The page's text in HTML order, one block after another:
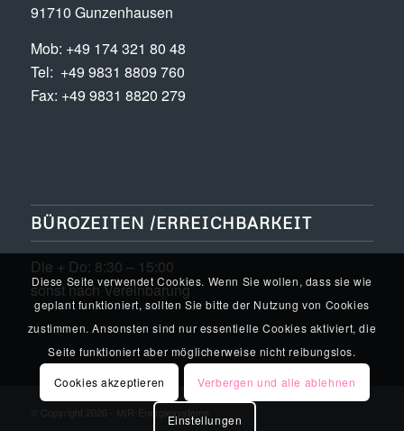
91710 Gunzenhausen
Mob: +49 174 321 80 48
Tel: +49 9831 8809 760
Fax: +49 9831 8820 279
BÜROZEITEN /ERREICHBARKEIT
Die + Do: 8:30 – 15:00
sonst nach Vereinbarung
© Copyright 2026 - M|R-Energiesysteme
Diese Seite verwendet Cookies. Wenn Sie wollen, dass sie wie
geplant funktioniert, sollten Sie bitte der Nutzung von Cookies
zustimmen. Ansonsten sind nur essentielle Cookies aktiviert, die
Seite funktioniert aber möglicherweise nicht reibungslos.
Cookies akzeptieren Verbergen und alle ablehnen
Einstellungen